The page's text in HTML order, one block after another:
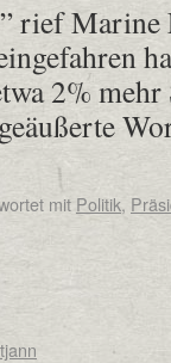
rief
2%
mit Politik,